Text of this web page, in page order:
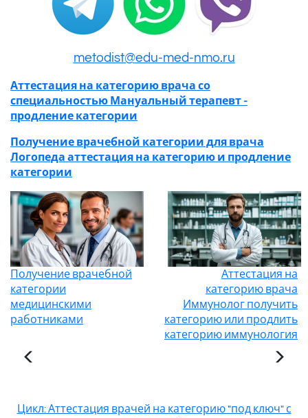
metodist@edu-med-nmo.ru
Аттестация на категорию врача со
специальностью Мануальный терапевт -
продление категории
Получение врачебной категории для врача
Логопеда аттестация на категорию и продление
категории
Получение врачебной
категории
медицинскими
работниками
Аттестация на
категорию врача
Иммунолог получить
категорию или продлить
категорию иммунология
Цикл: Аттестация врачей на категорию "под ключ" с